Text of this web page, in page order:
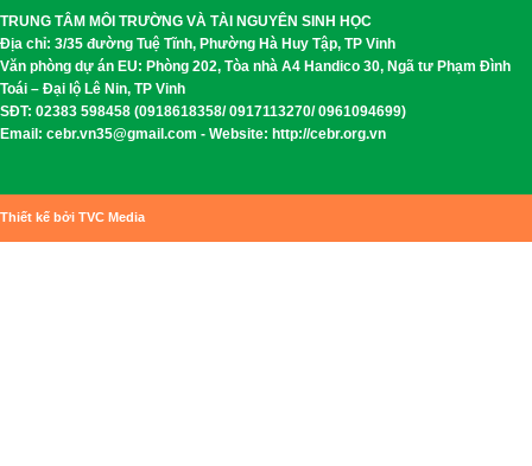
TRUNG TÂM MÔI TRƯỜNG VÀ TÀI NGUYÊN SINH HỌC
Địa chỉ: 3/35 đường Tuệ Tĩnh, Phường Hà Huy Tập, TP Vinh
Văn phòng dự án EU: Phòng 202, Tòa nhà A4 Handico 30, Ngã tư Phạm Đình
Toái – Đại lộ Lê Nin, TP Vinh
SĐT: 02383 598458 (0918618358/ 0917113270/ 0961094699)
Email: cebr.vn35@gmail.com - Website: http://cebr.org.vn
Thiết kế bởi TVC Media